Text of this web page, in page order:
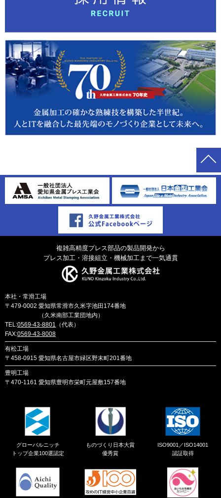
複雑高精度プレス部品の製品開発から
プレス加工・溶接組立・機械加工まで一気通貫
本社・常滑工場
〒479-0002 愛知県常滑市久米字池田174番地
（久米南部工業団地内）
TEL:0569-43-8801
（代表）
FAX:0569-43-8008
有松工場
〒458-0915 愛知県名古屋市緑区野末町201番地
豊明工場
〒470-1161 愛知県豊明市栄町元屋敷157番地
グローバルニッチ
トップ企業100選認定
ものづくり日本大賞
優秀賞
ISO9001／ISO14001
認証取得